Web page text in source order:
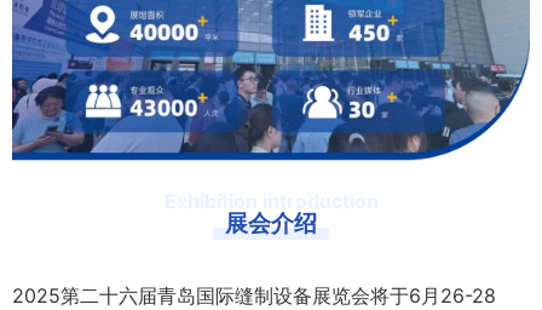
展会介绍
2025第二十六届青岛国际缝制设备展览会将于6月26-28